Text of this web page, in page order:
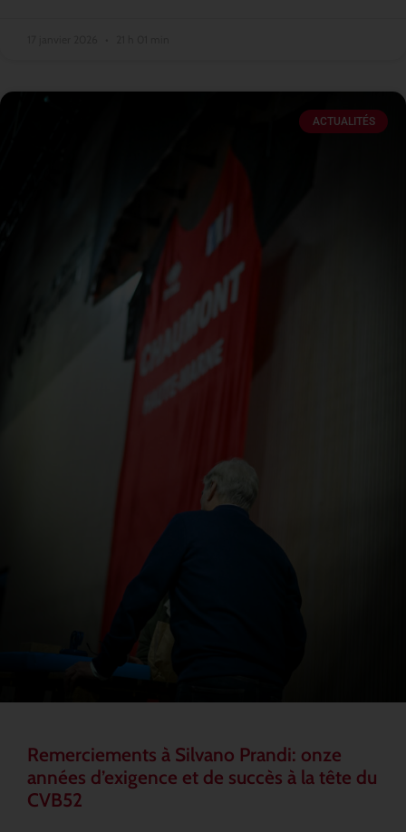
ACTUALITÉS
Remerciements à Silvano Prandi: onze
années d’exigence et de succès à la tête du
CVB52